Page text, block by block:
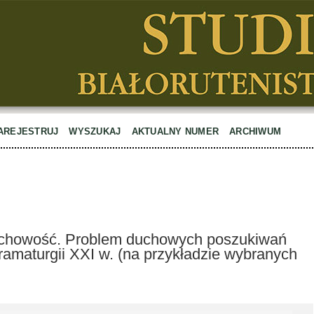
WYSZUKAJ AKTUALNY NUMER ARCHIWUM
Problem duchowych poszukiwań
XXI w. (na przykładzie wybranych